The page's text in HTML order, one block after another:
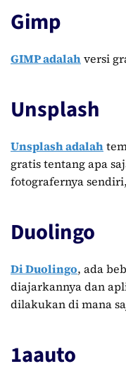
Gimp
GIMP adalahversi
Unsplash
Unsplash adalah
gratis tentang apa
fotografernya
Duolingo
Di Duolingo, ada
diajarkannya dan
dilakukan di mana
1aauto